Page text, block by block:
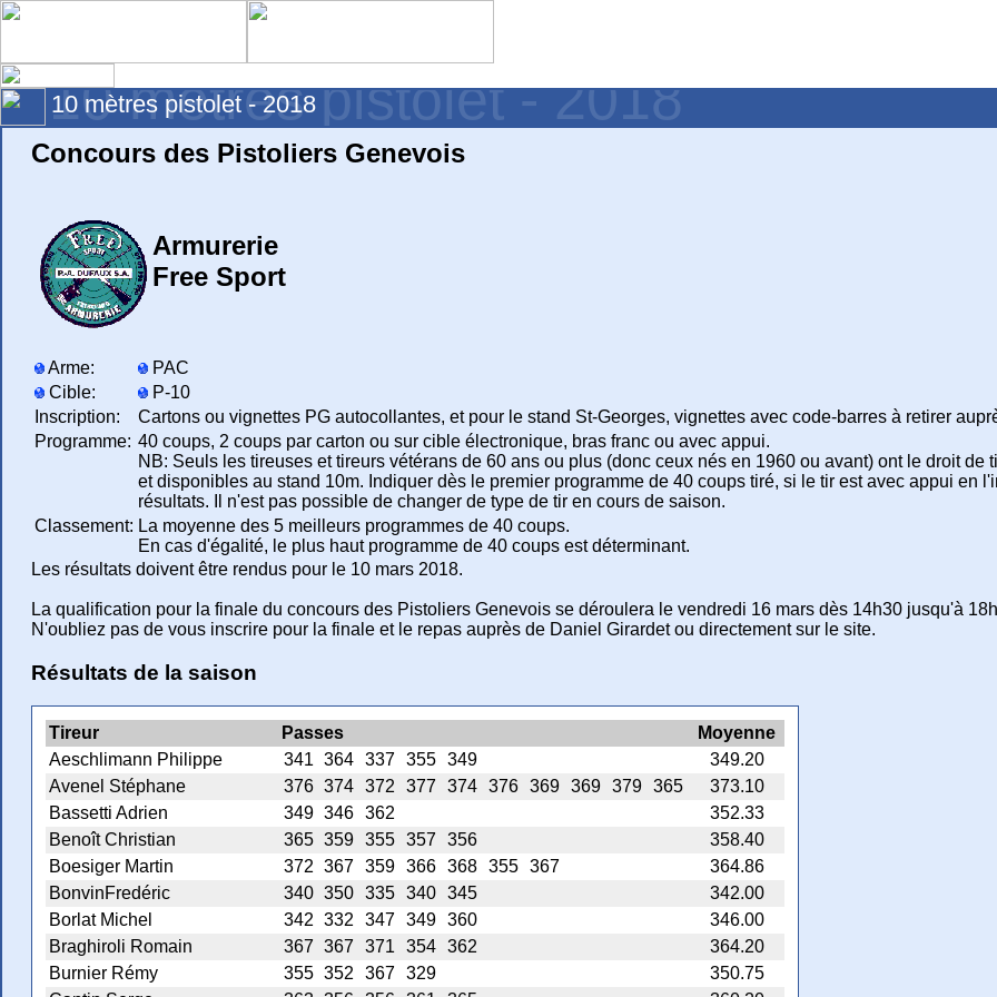
10 mètres pistolet - 2018
10 mètres pistolet - 2018
Concours des Pistoliers Genevois
Armurerie
Free Sport
Arme:
PAC
Cible:
P-10
Inscription:
Cartons ou vignettes PG autocollantes, et pour le stand St-Georges, vignettes avec code-barres à retirer
Programme: 40 coups, 2 coups par carton ou sur cible électronique, bras franc ou avec appui.
NB: Seuls les tireuses et tireurs vétérans de 60 ans ou plus (donc ceux nés en 1960 ou avant) ont le droit
et disponibles au stand 10m. Indiquer dès le premier programme de 40 coups tiré, si le tir est avec appui en
résultats. Il n'est pas possible de changer de type de tir en cours de saison.
Classement: La moyenne des 5 meilleurs programmes de 40 coups.
En cas d'égalité, le plus haut programme de 40 coups est déterminant.
Les résultats doivent être rendus pour le 10 mars 2018.
La qualification pour la finale du concours des Pistoliers Genevois se déroulera le vendredi 16 mars dès 14h30 jusqu'à
N'oubliez pas de vous inscrire pour la finale et le repas auprès de Daniel Girardet ou directement sur le site.
Résultats de la saison
Tireur Passes
Moyenne
Aeschlimann Philippe
341 364 337 355 349
349.20
Avenel Stéphane
376 374 372 377 374 376 369 369 379 365
373.10
Bassetti Adrien
349 346 362
352.33
Benoît Christian
365 359 355 357 356
358.40
Boesiger Martin
372 367 359 366 368 355 367
364.86
BonvinFredéric
340 350 335 340 345
342.00
Borlat Michel
342 332 347 349 360
346.00
Braghiroli Romain
367 367 371 354 362
364.20
Burnier Rémy
355 352 367 329
350.75